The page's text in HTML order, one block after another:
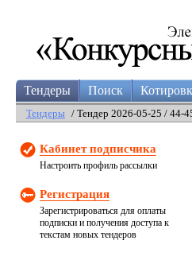
Тендеры Поиск
Тендеры / Тендер 2026-05-25 / 44-
Кабинет подписчика
Настроить профиль рассылки
Регистрация
Зарегистрироваться для оплаты
подписки и получения доступа к
текстам новых тендеров